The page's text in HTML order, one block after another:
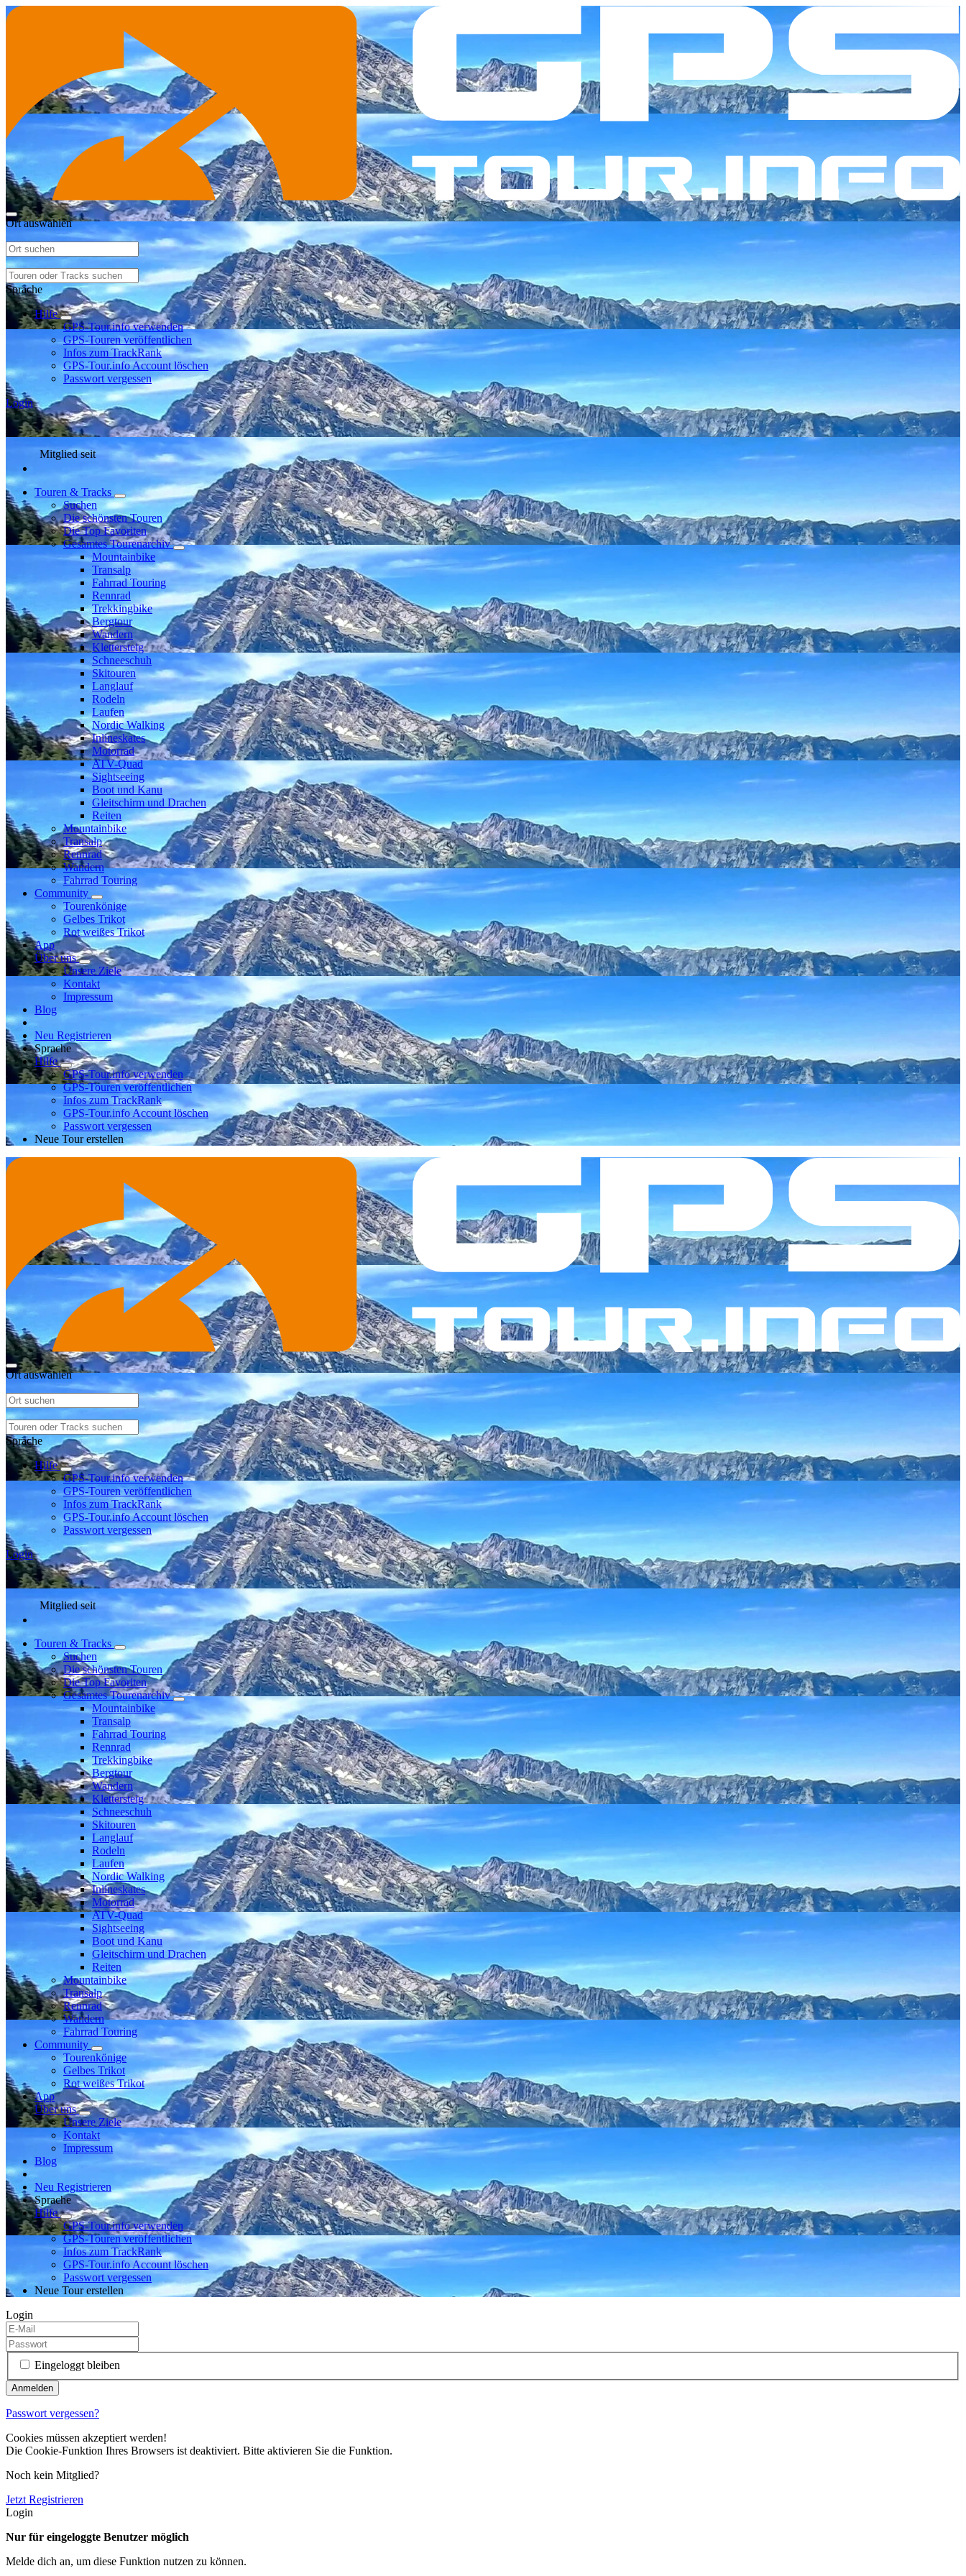
Ort auswählen
Sprache
Hilfe
GPS-Tour.info verwenden
GPS-Touren veröffentlichen
Infos zum TrackRank
GPS-Tour.info Account löschen
Passwort vergessen
Login
Mitglied seit
Touren & Tracks
Suchen
Die schönsten Touren
Die Top Favoriten
Gesamtes Tourenarchiv
Mountainbike
Transalp
Fahrrad Touring
Rennrad
Trekkingbike
Bergtour
Wandern
Klettersteig
Schneeschuh
Skitouren
Langlauf
Rodeln
Laufen
Nordic Walking
Inlineskates
Motorrad
ATV-Quad
Sightseeing
Boot und Kanu
Gleitschirm und Drachen
Reiten
Mountainbike
Transalp
Rennrad
Wandern
Fahrrad Touring
Community
Tourenkönige
Gelbes Trikot
Rot weißes Trikot
App
Über uns
Unsere Ziele
Kontakt
Impressum
Blog
Neu Registrieren
Sprache
Hilfe
GPS-Tour.info verwenden
GPS-Touren veröffentlichen
Infos zum TrackRank
GPS-Tour.info Account löschen
Passwort vergessen
Neue Tour erstellen
Ort auswählen
Sprache
Hilfe
GPS-Tour.info verwenden
GPS-Touren veröffentlichen
Infos zum TrackRank
GPS-Tour.info Account löschen
Passwort vergessen
Login
Mitglied seit
Touren & Tracks
Suchen
Die schönsten Touren
Die Top Favoriten
Gesamtes Tourenarchiv
Mountainbike
Transalp
Fahrrad Touring
Rennrad
Trekkingbike
Bergtour
Wandern
Klettersteig
Schneeschuh
Skitouren
Langlauf
Rodeln
Laufen
Nordic Walking
Inlineskates
Motorrad
ATV-Quad
Sightseeing
Boot und Kanu
Gleitschirm und Drachen
Reiten
Mountainbike
Transalp
Rennrad
Wandern
Fahrrad Touring
Community
Tourenkönige
Gelbes Trikot
Rot weißes Trikot
App
Über uns
Unsere Ziele
Kontakt
Impressum
Blog
Neu Registrieren
Sprache
Hilfe
GPS-Tour.info verwenden
GPS-Touren veröffentlichen
Infos zum TrackRank
GPS-Tour.info Account löschen
Passwort vergessen
Neue Tour erstellen
Login
Eingeloggt bleiben
Passwort vergessen?
Cookies müssen akzeptiert werden!
Die Cookie-Funktion Ihres Browsers ist deaktiviert. Bitte aktivieren Sie die Funktion.
Noch kein Mitglied?
Jetzt Registrieren
Login
Nur für eingeloggte Benutzer möglich
Melde dich an, um diese Funktion nutzen zu können.